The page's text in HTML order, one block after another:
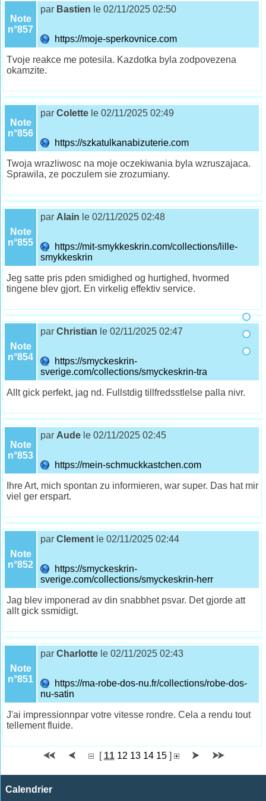
Note
n°857
par Bastien le 02/11/2025 02:50
https://moje-sperkovnice.com
Tvoje reakce me potesila. Kazdotka byla zodpovezena
okamzite.
Note
n°856
parColette le 02/11/2025 02:49
https://szkatulkanabizuterie.com
Twoja wrazliwosc na moje oczekiwania byla wzruszajaca.
Sprawila, ze poczulem sie zrozumiany.
Note
n°855
par Alain le 02/11/2025 02:48
https://mit-smykkeskrin.com/collections/lille-
smykkeskrin
Jeg satte pris pden smidighed og hurtighed, hvormed
tingene blev gjort. En virkelig effektiv service.
Note
n°854
parChristian le 02/11/2025 02:47
https://smyckeskrin-
sverige.com/collections/smyckeskrin-tra
Allt gick perfekt, jag nd. Fullstdig tillfredsstlelse palla nivr.
Note
n°853
par Aude le 02/11/2025 02:45
https://mein-schmuckkastchen.com
Ihre Art, mich spontan zu informieren, war super. Das hat mir
viel ger erspart.
Note
n°852
parClement le 02/11/2025 02:44
https://smyckeskrin-
sverige.com/collections/smyckeskrin-herr
Jag blev imponerad av din snabbhet psvar. Det gjorde att
allt gick ssmidigt.
Note
n°851
parCharlotte le 02/11/2025 02:43
https://ma-robe-dos-nu.fr/collections/robe-dos-
nu-satin
J'ai impressionnpar votre vitesse rondre. Cela a rendu tout
tellement fluide.
[ 11 12 13 14 15]
Calendrier